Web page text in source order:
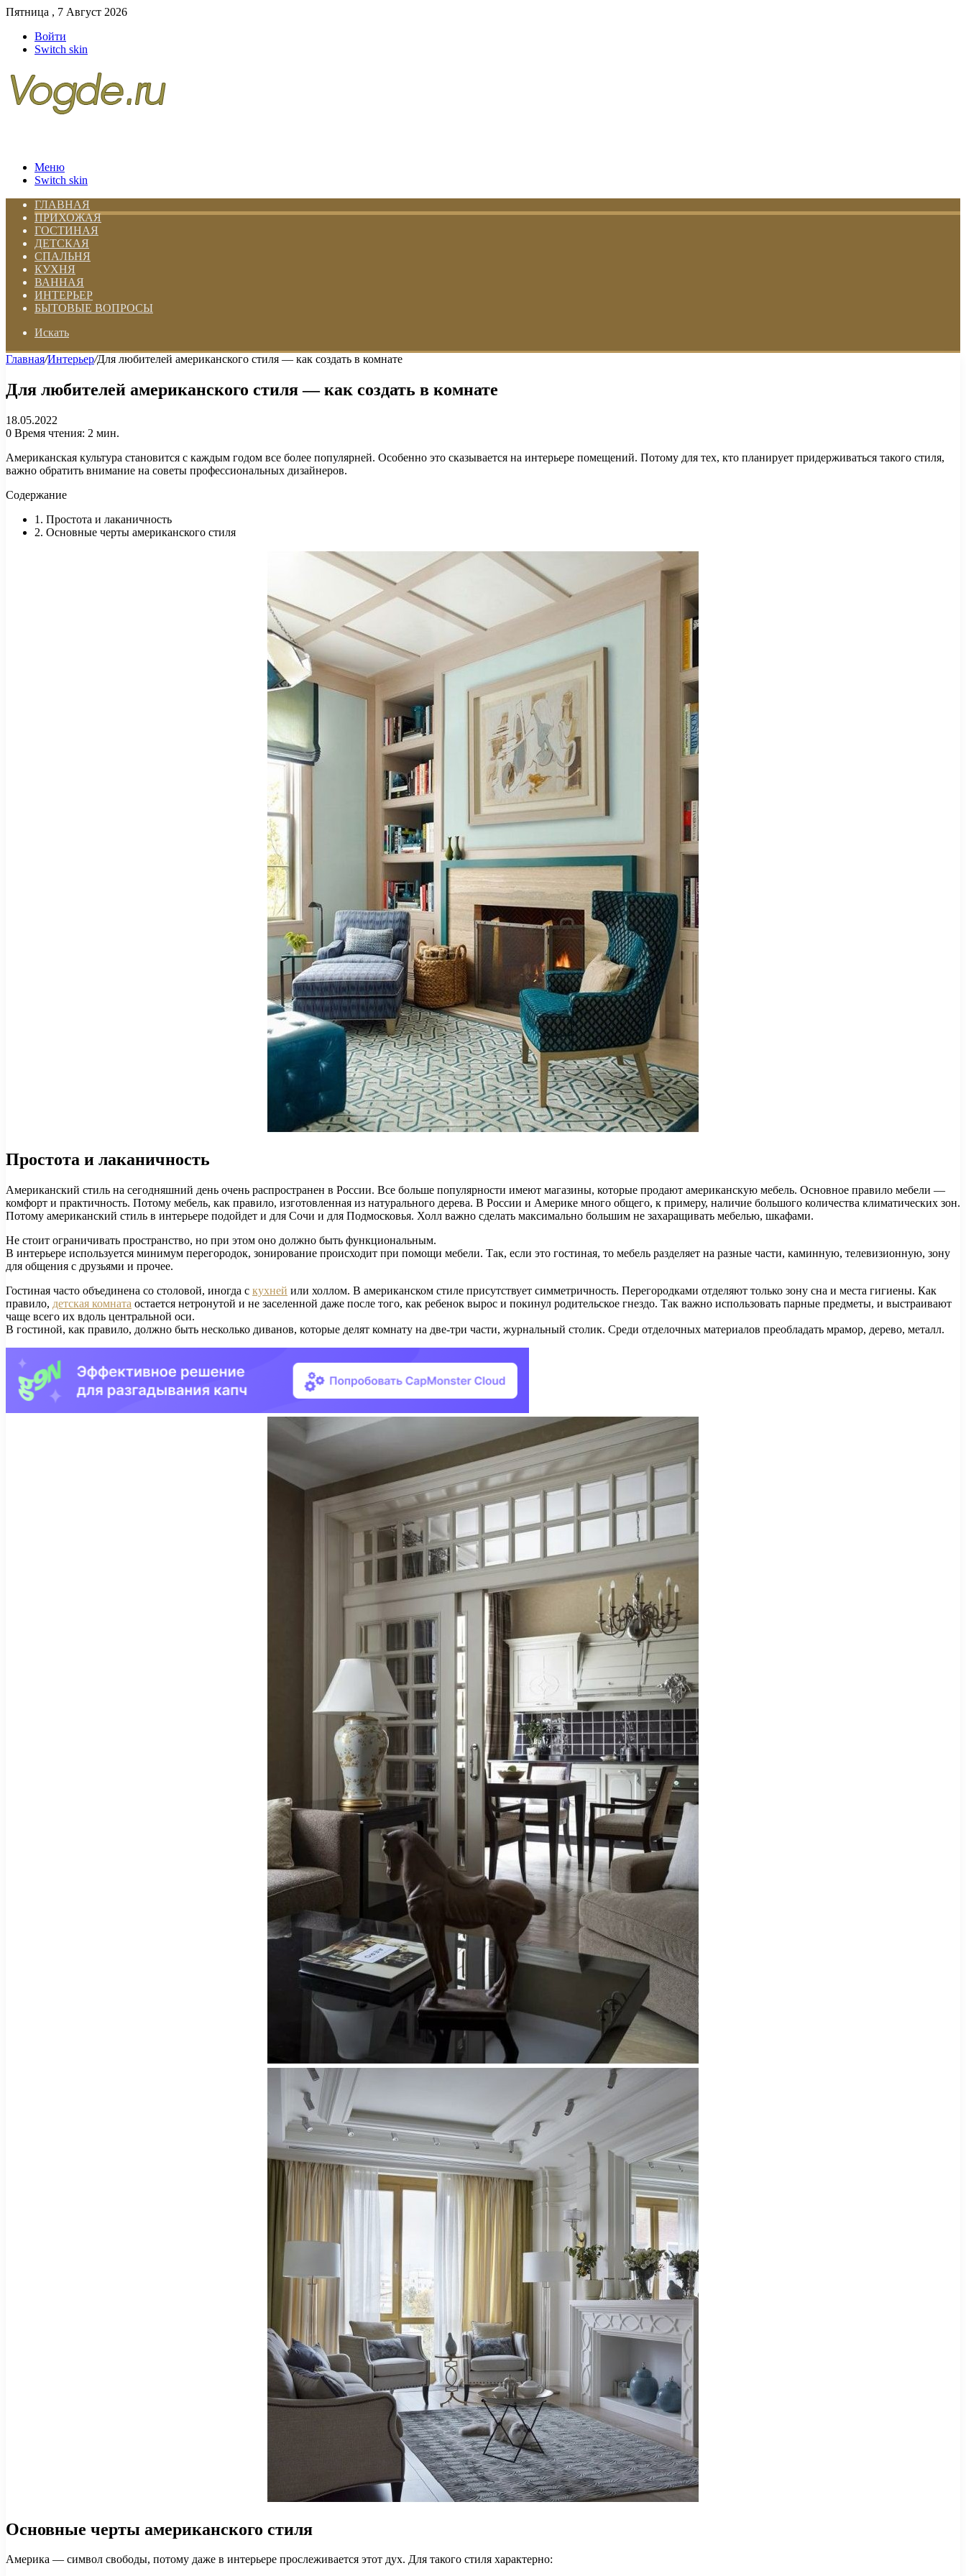
Пятница , 7 Август 2026
Войти
Switch skin
Меню
Switch skin
ГЛАВНАЯ
ПРИХОЖАЯ
ГОСТИНАЯ
ДЕТСКАЯ
СПАЛЬНЯ
КУХНЯ
ВАННАЯ
ИНТЕРЬЕР
БЫТОВЫЕ ВОПРОСЫ
Искать
Главная/Интерьер/Для любителей американского стиля — как создать в комнате
Для любителей американского стиля — как создать в комнате
18.05.2022
0 Время чтения: 2 мин.
Американская культура становится с каждым годом все более популярней. Особенно это сказывается на интерьере помещений. Потому для тех, кто планирует придерживаться такого стиля,
важно обратить внимание на советы профессиональных дизайнеров.
Содержание
1. Простота и лаканичность
2. Основные черты американского стиля
Простота и лаканичность
Американский стиль на сегодняшний день очень распространен в России. Все больше популярности имеют магазины, которые продают американскую мебель. Основное правило мебели —
комфорт и практичность. Потому мебель, как правило, изготовленная из натурального дерева. В России и Америке много общего, к примеру, наличие большого количества климатических зон.
Потому американский стиль в интерьере подойдет и для Сочи и для Подмосковья. Холл важно сделать максимально большим не захаращивать мебелью, шкафами.
Не стоит ограничивать пространство, но при этом оно должно быть функциональным.
В интерьере используется минимум перегородок, зонирование происходит при помощи мебели. Так, если это гостиная, то мебель разделяет на разные части, каминную, телевизионную, зону
для общения с друзьями и прочее.
Гостиная часто объединена со столовой, иногда с кухней или холлом. В американском стиле присутствует симметричность. Перегородками отделяют только зону сна и места гигиены. Как
правило, детская комната остается нетронутой и не заселенной даже после того, как ребенок вырос и покинул родительское гнездо. Так важно использовать парные предметы, и выстраивают
чаще всего их вдоль центральной оси.
В гостиной, как правило, должно быть несколько диванов, которые делят комнату на две-три части, журнальный столик. Среди отделочных материалов преобладать мрамор, дерево, металл.
Основные черты американского стиля
Америка — символ свободы, потому даже в интерьере прослеживается этот дух. Для такого стиля характерно: